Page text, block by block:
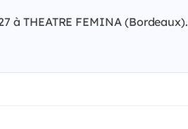
à THEATRE FEMINA (Bordeaux).